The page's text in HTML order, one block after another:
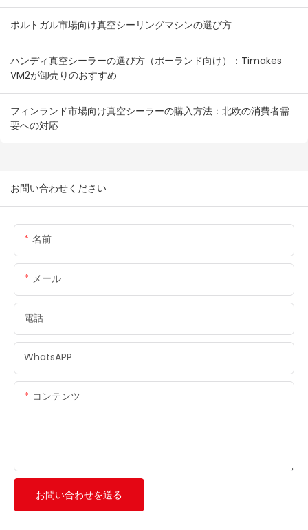
ポルトガル市場向け真空シーリングマシンの選び方
ハンディ真空シーラーの選び方（ポーランド向け）：Timakes
VM2が卸売りのおすすめ
フィンランド市場向け真空シーラーの購入方法：北欧の消費者需
要への対応
お問い合わせください
名前
メール
電話
WhatsAPP
コンテンツ
お問い合わせを送る